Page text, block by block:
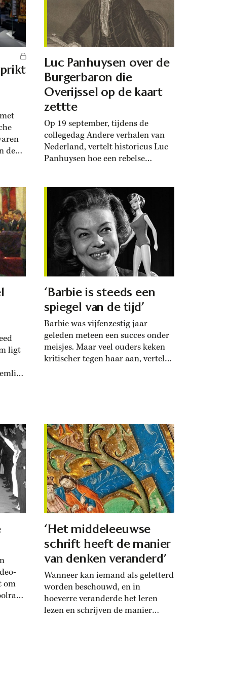
de
Luc Panhuysen over de
Burgerbaron die
Overijssel op de kaart
zettte
Op 19 september, tijdens de
collegedag Andere verhalen van
Nederland, vertelt historicus Luc
Panhuysen hoe een rebelse
patriottenbeweging vormgaf en de
democratisering in gang zette. Hij
geeft alvast een voorproefje van
zijn lezing.
ligt
‘Barbie is steeds een
spiegel van de tijd’
Barbie was vijfenzestig jaar
geleden meteen een succes onder
meisjes. Maar veel ouders keken
kritischer tegen haar aan, vertelt
leeft.’ Desondanks werd de
Barbiepop een klassieker. En
inmiddels is er ook een...
om
‘Het middeleeuwse
schrift heeft de manier
van denken veranderd’
Wanneer kan iemand als geletterd
worden beschouwd, en in
hoeverre veranderde het leren
lezen en schrijven de manier